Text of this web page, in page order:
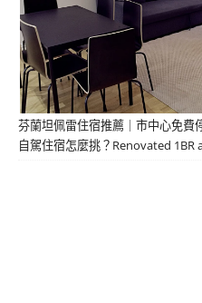
芬蘭坦佩雷住宿推薦｜市中心免費
自駕住宿怎麼挑？Renovated